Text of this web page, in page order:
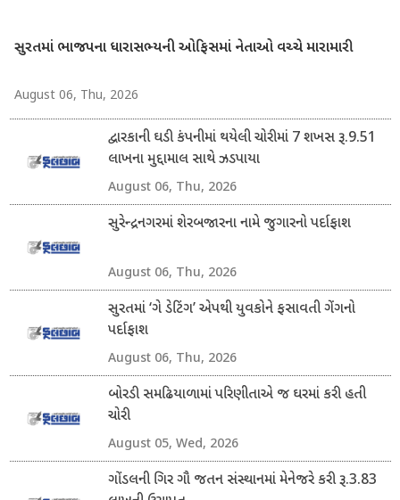
સુરતમાં ભાજપના ધારાસભ્યની ઓફિસમાં નેતાઓ વચ્ચે મારામારી
August 06, Thu, 2026
દ્વારકાની ઘડી કંપનીમાં થયેલી ચોરીમાં 7 શખસ રૂ.9.51
લાખના મુદ્દામાલ સાથે ઝડપાયા
August 06, Thu, 2026
સુરેન્દ્રનગરમાં શેરબજારના નામે જુગારનો પર્દાફાશ
August 06, Thu, 2026
સુરતમાં ‘ગે ડેટિંગ’ એપથી યુવકોને ફસાવતી ગેંગનો
પર્દાફાશ
August 06, Thu, 2026
બોરડી સમઢિયાળામાં પરિણીતાએ જ ઘરમાં કરી હતી
ચોરી
August 05, Wed, 2026
ગોંડલની ગિર ગૌ જતન સંસ્થાનમાં મેનેજરે કરી રૂ.3.83